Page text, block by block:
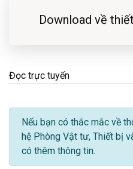
Download về
Đọc trực tuyến
Nếu bạn có thắc mắc về
hệ Phòng Vật tư, Thiết bị
có thêm thông tin.